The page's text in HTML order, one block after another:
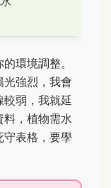
環境調整。
光強烈，我會
較弱，我就延
料，植物需水
守表格，要學